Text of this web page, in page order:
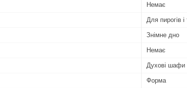
Немає
Для пирогів і
Знімне дно
Немає
Духові шафи
Форма